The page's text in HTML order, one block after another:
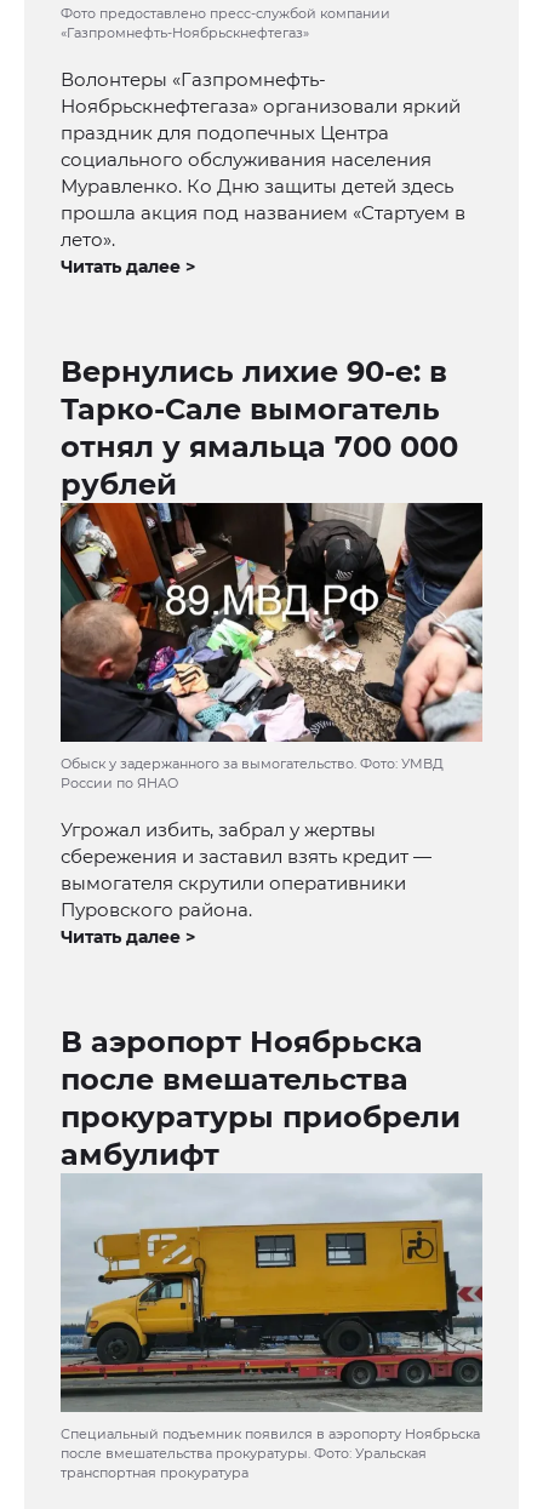
Фото предоставлено пресс-службой компании
«Газпромнефть-Ноябрьскнефтегаз»
Волонтеры «Газпромнефть-
Ноябрьскнефтегаза» организовали яркий
праздник для подопечных Центра
социального обслуживания населения
Муравленко. Ко Дню защиты детей здесь
прошла акция под названием «Стартуем в
лето».
Читать далее >
Вернулись лихие 90-е: в
Тарко-Сале вымогатель
отнял у ямальца 700 000
рублей
Обыск у задержанного за вымогательство. Фото: УМВД
России по ЯНАО
Угрожал избить, забрал у жертвы
сбережения и заставил взять кредит —
вымогателя скрутили оперативники
Пуровского района.
Читать далее >
В аэропорт Ноябрьска
после вмешательства
прокуратуры приобрели
амбулифт
Специальный подъемник появился в аэропорту Ноябрьска
после вмешательства прокуратуры. Фото: Уральская
транспортная прокуратура